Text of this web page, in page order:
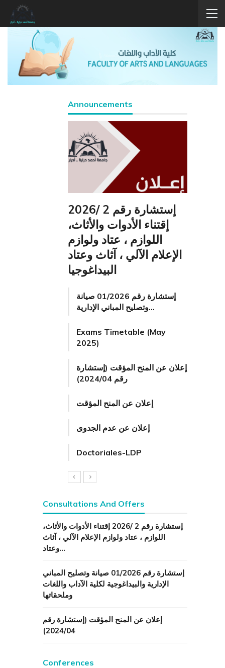
Announcements
إستشارة رقم 2 /2026
إقتناء الأدوات والأثاث،
اللوازم ، عتاد ولوازم
الإعلام الآلي ، آثاث وعتاد
البيداغوجيا
إستشارة رقم 01/2026 صيانة
وتصليح المباني الإدارية…
Exams Timetable (May
2025)
إعلان عن المنح المؤقت (إستشارة
رقم 2024/04)
إعلان عن المنح المؤقت
إعلان عن عدم الجدوى
Doctoriales-LDP
Consultations And Offers
إستشارة رقم 2 /2026 إقتناء الأدوات والأثاث،
اللوازم ، عتاد ولوازم الإعلام الآلي ، آثاث
وعتاد…
إستشارة رقم 01/2026 صيانة وتصليح المباني
الإدارية والبيداغوجية لكلية الآداب واللغات
وملحقاتها
إعلان عن المنح المؤقت (إستشارة رقم
2024/04)
Conferences